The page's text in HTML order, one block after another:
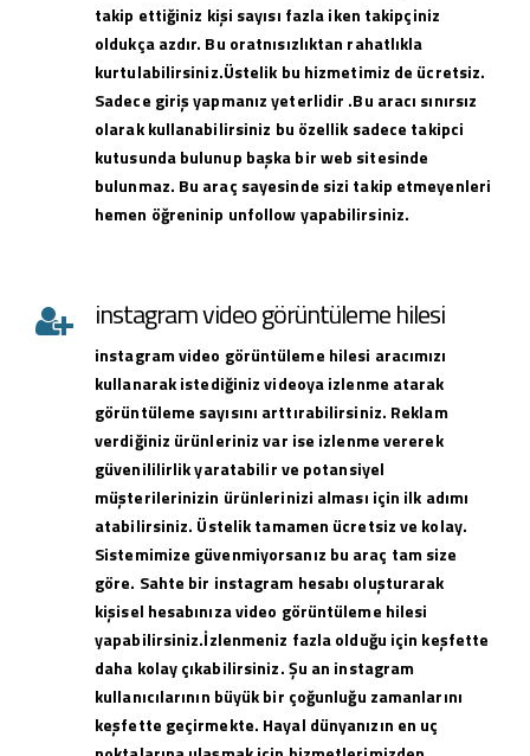
takip ettiğiniz kişi sayısı fazla iken takipçiniz
oldukça azdır. Bu oratnısızlıktan rahatlıkla
kurtulabilirsiniz.Üstelik bu hizmetimiz de ücretsiz.
Sadece giriş yapmanız yeterlidir .Bu aracı sınırsız
olarak kullanabilirsiniz bu özellik sadece takipci
kutusunda bulunup başka bir web sitesinde
bulunmaz. Bu araç sayesinde sizi takip etmeyenleri
hemen öğreninip unfollow yapabilirsiniz.
instagram video görüntüleme hilesi
instagramvideo görüntüleme hilesi aracımızı
kullanarak istediğiniz videoya izlenme atarak
görüntüleme sayısını arttırabilirsiniz. Reklam
verdiğiniz ürünleriniz var ise izlenme vererek
güvenililirlik yaratabilir ve potansiyel
müşterilerinizin ürünlerinizi alması için ilk adımı
atabilirsiniz. Üstelik tamamen ücretsiz ve kolay.
Sistemimize güvenmiyorsanız bu araç tam size
göre. Sahte bir instagram hesabı oluşturarak
kişisel hesabınıza video görüntüleme hilesi
yapabilirsiniz.İzlenmeniz fazla olduğu için keşfette
daha kolay çıkabilirsiniz. Şu an instagram
kullanıcılarının büyük bir çoğunluğu zamanlarını
keşfette geçirmekte. Hayal dünyanızın en uç